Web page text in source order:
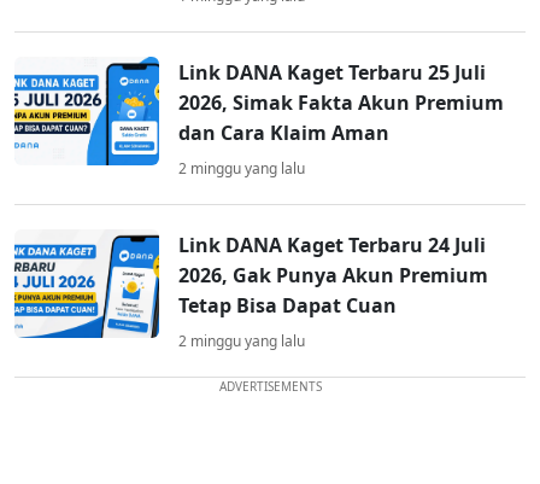
Link DANA Kaget Terbaru 25 Juli
2026, Simak Fakta Akun Premium
dan Cara Klaim Aman
2 minggu yang lalu
Link DANA Kaget Terbaru 24 Juli
2026, Gak Punya Akun Premium
Tetap Bisa Dapat Cuan
2 minggu yang lalu
ADVERTISEMENTS